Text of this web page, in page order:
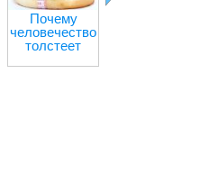
Почему
человечество
толстеет